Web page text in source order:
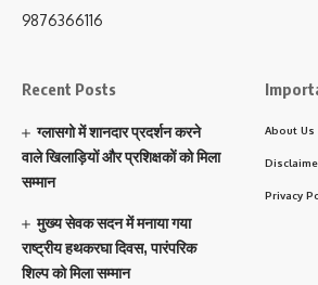
9876366116
Recent Posts
ग्लासगो में शानदार प्रदर्शन करने
वाले खिलाड़ियों और प्रशिक्षकों को मिला
सम्मान
मुख्य सेवक सदन में मनाया गया
राष्ट्रीय हथकरघा दिवस, पारंपरिक
शिल्प को मिला सम्मान
About Us
Privacy